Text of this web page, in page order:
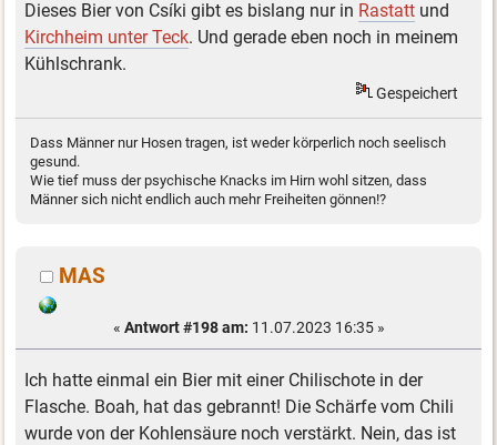
Dieses Bier von Csíki gibt es bislang nur in Rastatt und
Kirchheim unter Teck. Und gerade eben noch in meinem
Kühlschrank.
Gespeichert
Dass Männer nur Hosen tragen, ist weder körperlich noch seelisch
gesund.
Wie tief muss der psychische Knacks im Hirn wohl sitzen, dass
Männer sich nicht endlich auch mehr Freiheiten gönnen!?
MAS
« Antwort #198 am: 11.07.2023 16:35 »
Ich hatte einmal ein Bier mit einer Chilischote in der
Flasche. Boah, hat das gebrannt! Die Schärfe vom Chili
wurde von der Kohlensäure noch verstärkt. Nein, das ist